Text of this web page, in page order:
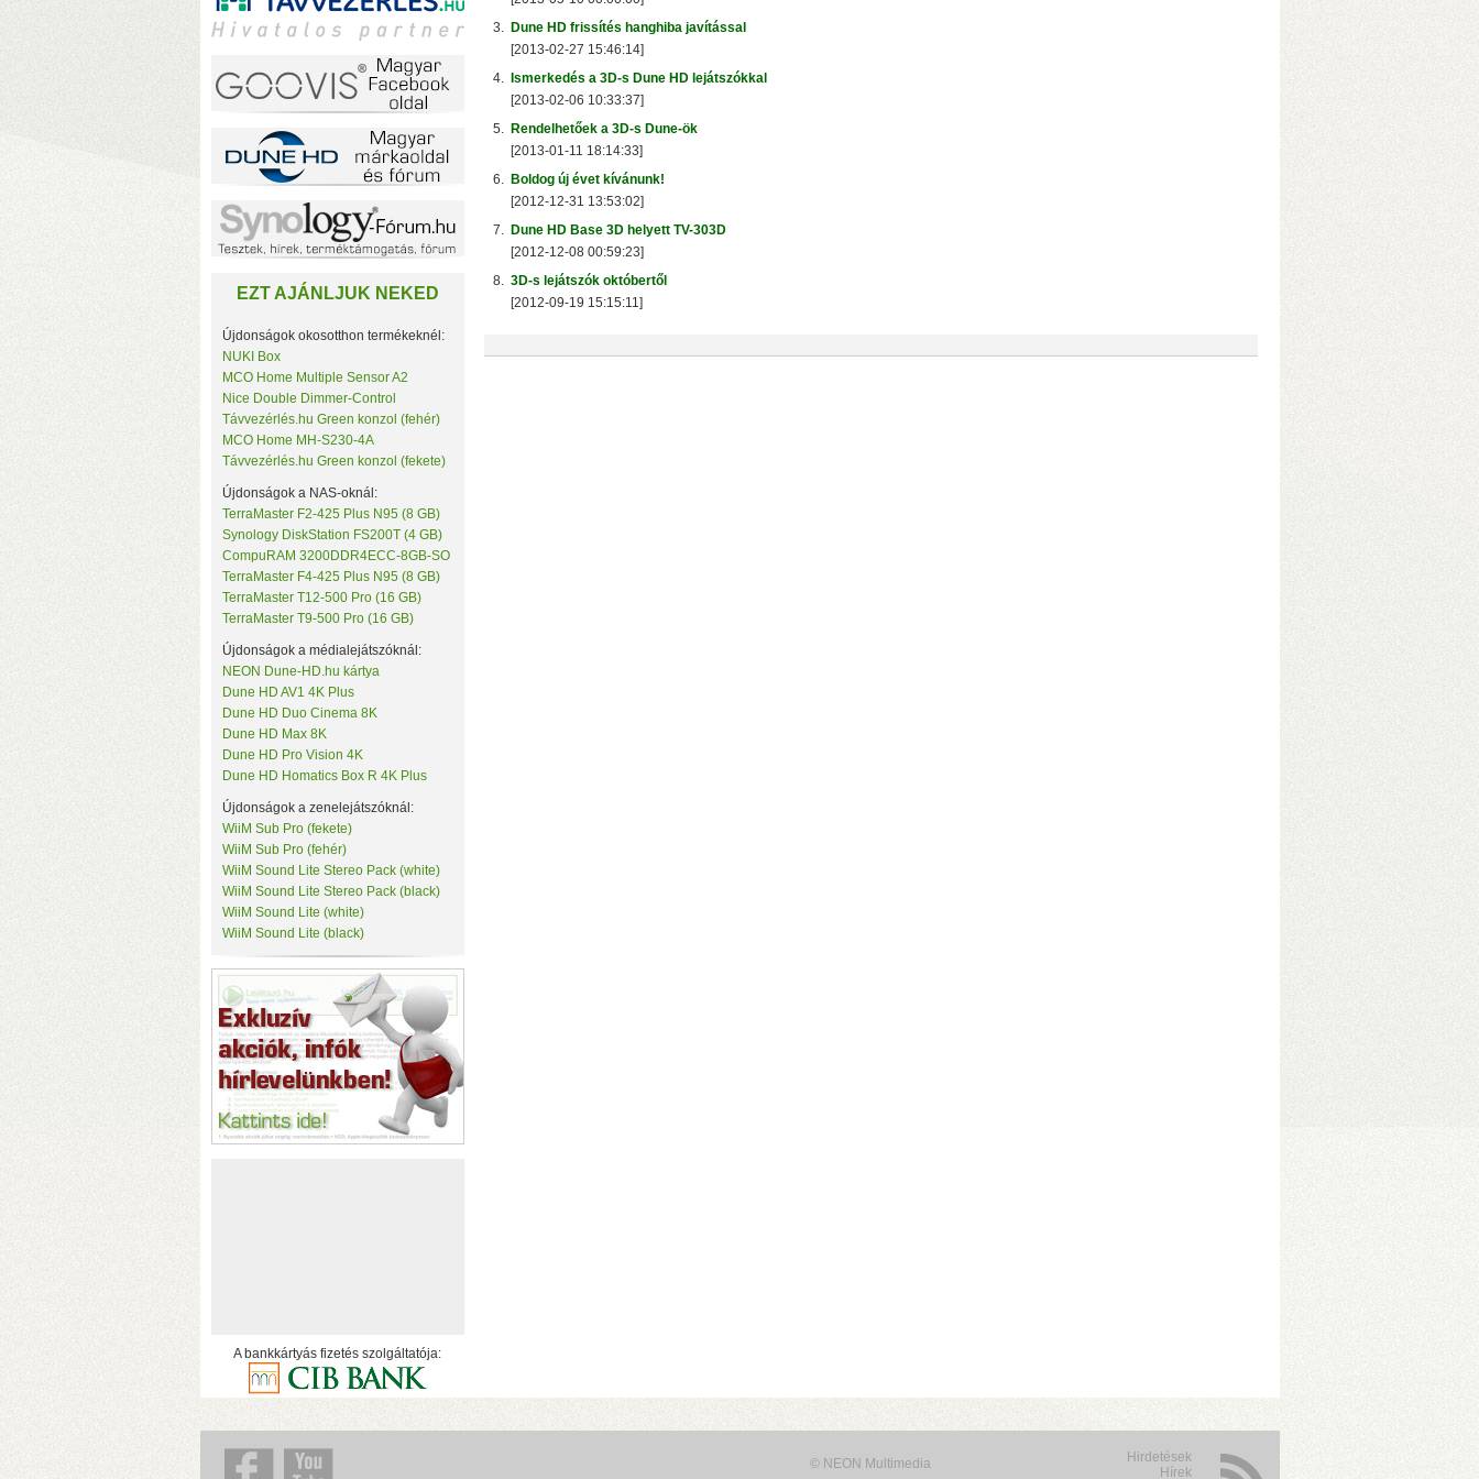
A TerraMaster-nél immár ez a minimum!
F2-425 és F4-425 NAS-szerverek:
(16 GB-ig bővíthető!)
• USB 3.2 Gen2 csatlakozás (10 Gbit/sec) • Hardver RAID0/1/JBOD/Single módok • 1075 MB/s
• Hőfokszabályzós, extra
3.
Dune HD frissítés hanghiba javítással
[2013-02-27 15:46:14]
4.
Ismerkedés a 3D-s Dune HD lejátszókkal
[2013-02-06 10:33:37]
5.
Rendelhetőek a 3D-s Dune-ök
[2013-01-11 18:14:33]
6.
Boldog új évet kívánunk!
[2012-12-31 13:53:02]
7.
Dune HD Base 3D helyett TV-303D
[2012-12-08 00:59:23]
8. 3D-s lejátszók októbertől
[2012-09-19 15:15:11]
EZT AJÁNLJUK NEKED
Újdonságok okosotthon termékeknél:
NUKI Box
MCO Home Multiple Sensor A2
Nice Double Dimmer-Control
Távvezérlés.hu Green konzol (fehér)
MCO Home MH-S230-4A
Távvezérlés.hu Green konzol (fekete)
Újdonságok a NAS-oknál:
TerraMaster F2-425 Plus N95 (8 GB)
Synology DiskStation FS200T (4 GB)
CompuRAM 3200DDR4ECC-8GB-SO
TerraMaster F4-425 Plus N95 (8 GB)
TerraMaster T12-500 Pro (16 GB)
TerraMaster T9-500 Pro (16 GB)
Újdonságok a médialejátszóknál:
NEON Dune-HD.hu kártya
Dune HD AV1 4K Plus
Dune HD Duo Cinema 8K
Dune HD Max 8K
Dune HD Pro Vision 4K
Dune HD Homatics Box R 4K Plus
Újdonságok a zenelejátszóknál:
WiiM Sub Pro (fekete)
WiiM Sub Pro (fehér)
WiiM Sound Lite Stereo Pack (white)
WiiM Sound Lite Stereo Pack (black)
WiiM Sound Lite (white)
WiiM Sound Lite (black)
A bankkártyás fizetés szolgáltatója:
© NEON Multimedia
Hirdetések
Hírek